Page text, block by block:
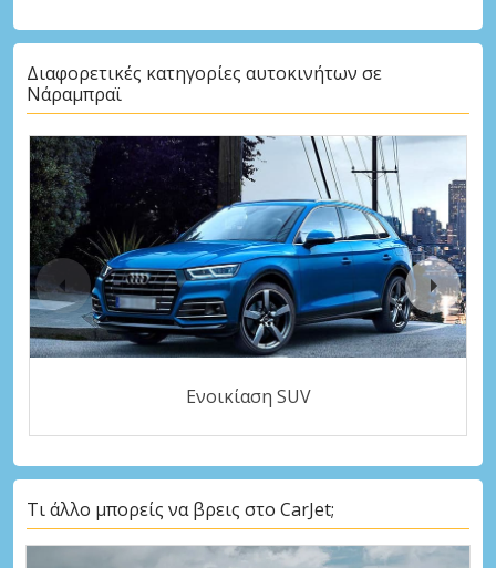
Διαφορετικές κατηγορίες αυτοκινήτων σε
Νάραμπραϊ
Ενοικίαση SUV
Τι άλλο μπορείς να βρεις στο CarJet;